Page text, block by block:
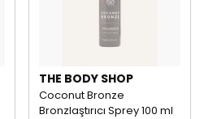
THE BODY SHOP
Coconut Bronze
Bronzlaştırıcı Sprey 100 ml